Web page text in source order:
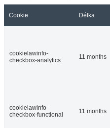
Cookie Délka
cookielawinfo-
checkbox-analytics
11 months
cookielawinfo-
checkbox-functional
11 months